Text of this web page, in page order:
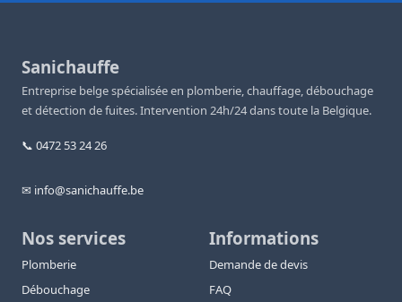
Sanichauffe
Entreprise belge spécialisée en plomberie, chauffage, débouchage
et détection de fuites. Intervention 24h/24 dans toute la Belgique.
📞 0472 53 24 26
✉ info@sanichauffe.be
Nos services
Plomberie
Débouchage
Informations
Demande de devis
FAQ